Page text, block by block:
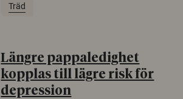
Träd
Längre pappaledighet
kopplas till lägre risk för
depression